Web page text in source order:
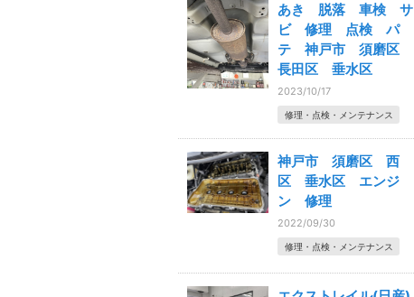
あき 脱落 車検 サ
ビ 修理 点検 パ
テ 神戸市 須磨区
長田区 垂水区
2023/10/17
修理・点検・メンテナンス
神戸市 須磨区 西
区 垂水区 エンジ
ン 修理
2022/09/30
修理・点検・メンテナンス